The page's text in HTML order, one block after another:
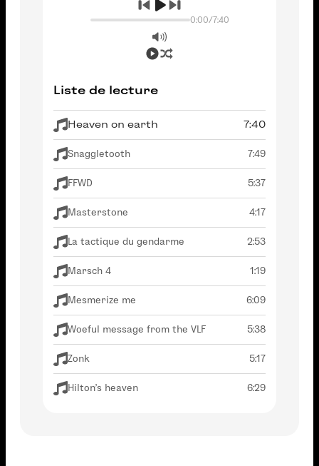
0:00/7:40
Liste de lecture
Heaven on earth 7:40
Snaggletooth 7:49
FFWD 5:37
Masterstone 4:17
La tactique du gendarme 2:53
Marsch 4 1:19
Mesmerize me 6:09
Woeful message from the VLF 5:38
Zonk 5:17
Hilton's heaven 6:29